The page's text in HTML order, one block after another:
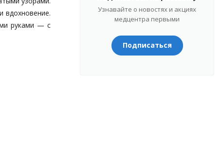
вдохновение.
руками — с
Узнавайте о новостях и акциях
медцентра первыми
Подписаться